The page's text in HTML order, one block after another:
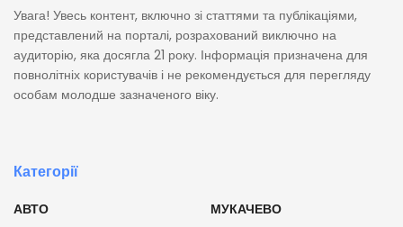
Увага! Увесь контент, включно зі статтями та публікаціями,
представлений на порталі, розрахований виключно на
аудиторію, яка досягла 21 року. Інформація призначена для
повнолітніх користувачів і не рекомендується для перегляду
особам молодше зазначеного віку.
Категорії
АВТО
МУКАЧЕВО